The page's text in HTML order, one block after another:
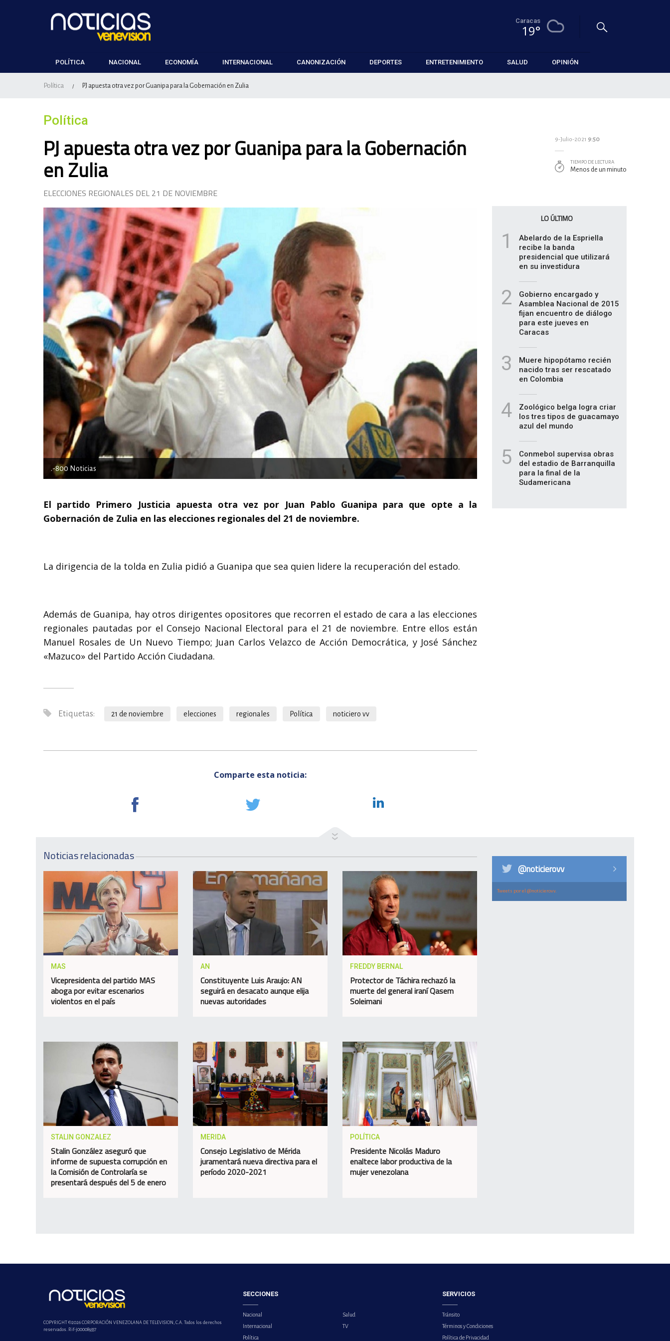
Caracas
19°
POLÍTICA NACIONAL ECONOMÍA INTERNACIONAL CANONIZACIÓN DEPORTES ENTRETENIMIENTO SALUD OPINIÓN
Política / PJ apuesta otra vez por Guanipa para la Gobernación en Zulia
Política
PJ apuesta otra vez por Guanipa para la Gobernación
en Zulia
ELECCIONES REGIONALES DEL 21 DE NOVIEMBRE
.-800 Noticias
El partido Primero Justicia apuesta otra vez por Juan Pablo Guanipa para que opte a la
Gobernación de Zulia en las elecciones regionales del 21 de noviembre.
La dirigencia de la tolda en Zulia pidió a Guanipa que sea quien lidere la recuperación del estado.
Además de Guanipa, hay otros dirigentes opositores que recorren el estado de cara a las elecciones
regionales pautadas por el Consejo Nacional Electoral para el 21 de noviembre. Entre ellos están
Manuel Rosales de Un Nuevo Tiempo; Juan Carlos Velazco de Acción Democrática, y José Sánchez
«Mazuco» del Partido Acción Ciudadana.
Etiquetas: 21 de noviembre elecciones regionales Política noticiero vv
Comparte esta noticia:
9-Julio-2021 9:50
TIEMPO DE LECTURA
Menos de un minuto
LO ÚLTIMO
1
Abelardo de la Espriella
recibe la banda
presidencial que utilizará
en su investidura
2
Gobierno encargado y
Asamblea Nacional de 2015
fijan encuentro de diálogo
para este jueves en
Caracas
3
Muere hipopótamo recién
nacido tras ser rescatado
en Colombia
4
Zoológico belga logra criar
los tres tipos de guacamayo
azul del mundo
5
Conmebol supervisa obras
del estadio de Barranquilla
para la final de la
Sudamericana
Noticias relacionadas
MAS
Vicepresidenta del partido MAS
aboga por evitar escenarios
violentos en el país
AN
Constituyente Luis Araujo: AN
seguirá en desacato aunque elija
nuevas autoridades
FREDDY BERNAL
Protector de Táchira rechazó la
muerte del general iraní Qasem
Soleimani
STALIN GONZALEZ
Stalin González aseguró que
informe de supuesta corrupción en
la Comisión de Controlaría se
presentará después del 5 de enero
MERIDA
Consejo Legislativo de Mérida
juramentará nueva directiva para el
período 2020-2021
POLÍTICA
Presidente Nicolás Maduro
enaltece labor productiva de la
mujer venezolana
@noticierovv
Tweets por el @noticierovv.
COPYRIGHT ©2026 CORPORACIÓN VENEZOLANA DE TELEVISION, C.A. Todos los derechos
reservados. Rif-j000089337
SECCIONES
Nacional
Internacional
Política
Salud
TV
SERVICIOS
Tránsito
Términos y Condiciones
Política de Privacidad